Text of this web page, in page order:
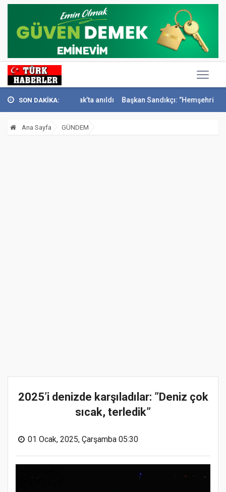
SON DAKİKA:
Sivri Konak’ta anıldı Başkan Sandıkçı: ”Hemşehrilerimizle
Ana Sayfa GÜNDEM
2025’i denizde karşıladılar: ”Deniz çok
sıcak, terledik”
01 Ocak, 2025, Çarşamba 05:30